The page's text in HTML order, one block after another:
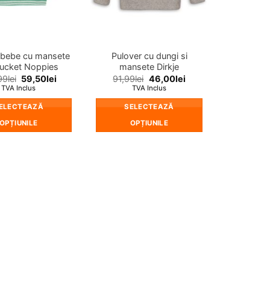
alese
alese
cu mansete
Noppies
lei 59,50lei
TVA Inclus
OPȚIUNILE
Pulover cu dungi si
mansete Dirkje
91,99lei 46,00lei
TVA Inclus
SELECTEAZĂ
OPȚIUNILE